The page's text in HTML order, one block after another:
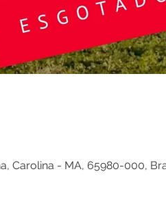
Carolina - MA, 65980-000,